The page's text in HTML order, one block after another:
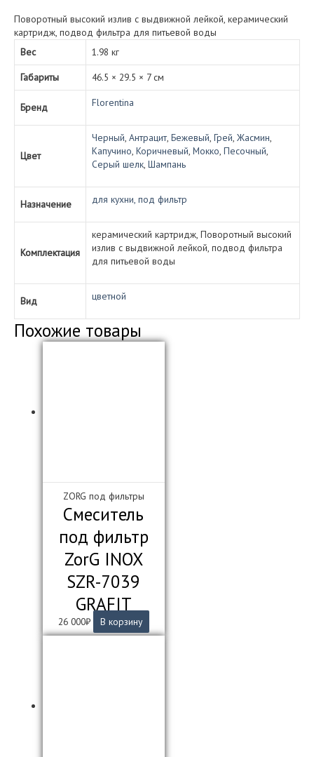
с
выдвижным
изливом
(в
11
цветах)
Поворотный высокий излив с выдвижной лейкой, керамический
картридж, подвод фильтра для питьевой воды
Вес
1.98 кг
Габариты
46.5 × 29.5 × 7 см
Бренд Florentina
Цвет
Черный, Антрацит, Бежевый, Грей, Жасмин,
Капучино, Коричневый, Мокко, Песочный,
Серый шелк, Шампань
Назначение для кухни, под фильтр
Комплектация
керамический картридж, Поворотный высокий
излив с выдвижной лейкой, подвод фильтра
для питьевой воды
Вид цветной
Похожие товары
ZORG под фильтры
Смеситель
под фильтр
ZorG INOX
SZR-7039
GRAFIT
26 000₽ В корзину